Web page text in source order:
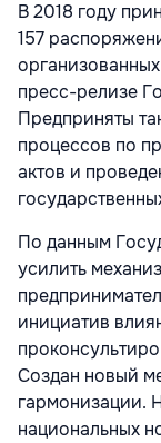
В 2018 году
157
пресс-релизе
Предприняты
процессов по
актов и
По данным
усилить
инициатив
Создан новый
гармонизации.
национальных